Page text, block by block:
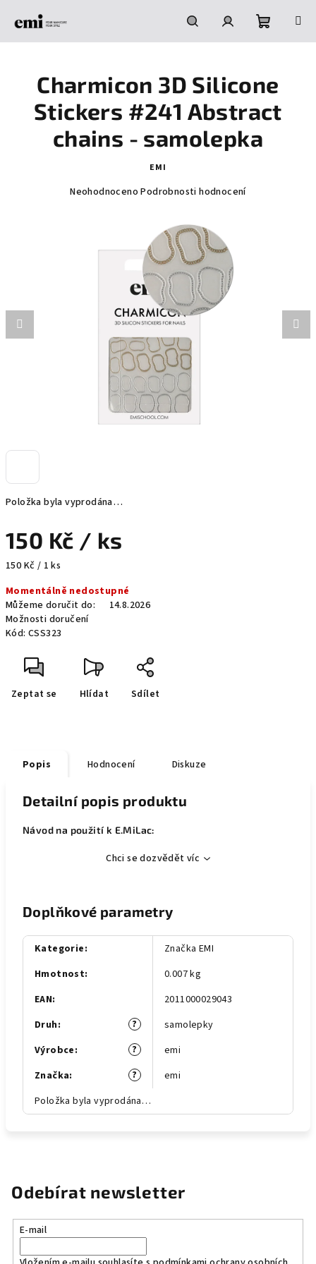
HledatPřihlášeníNákupní
košík
Položka byla vyprodána…
150 Kč / ks
Měrná
150 Kč / 1 ks
Momentálně nedostupné
Můžeme doručit do:
14.8.2026
Možnosti doručení
Kód: CSS323
Zeptat se Hlídat Sdílet
Charmicon 3D Silicone
Stickers #241 Abstract
chains - samolepka
EMI
Průměrné
Neohodnoceno Podrobnosti hodnocení
Popis Hodnocení Diskuze
Detailní popis produktu
Návod na použití k E.MiLac:
Chci se dozvědět víc
Doplňkové parametry
Kategorie:
Značka EMI
Hmotnost:
0.007 kg
EAN:
2011000029043
?
Druh:
samolepky
?
Výrobce:
emi
?
Značka:
emi
Položka byla vyprodána…
Odebírat newsletter
E-mail